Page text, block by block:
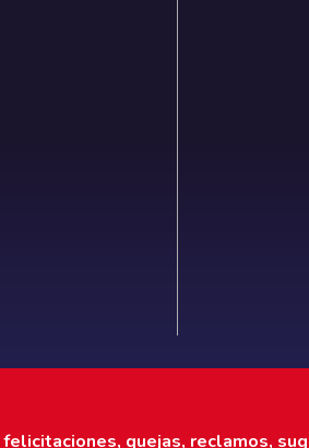
felicitaciones, quejas, reclamos,